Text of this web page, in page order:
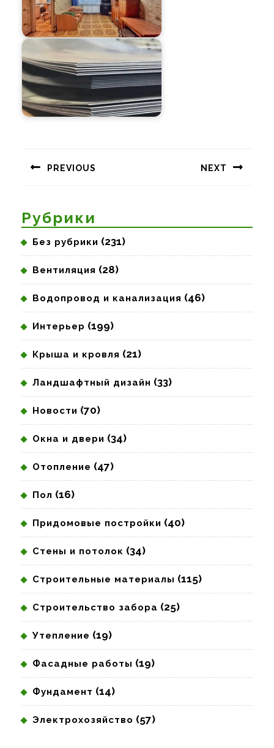
записям
PREVIOUS NEXT
Рубрики
Без рубрики (231)
Вентиляция (28)
Водопровод и канализация (46)
Интерьер (199)
Крыша и кровля (21)
Ландшафтный дизайн (33)
Новости (70)
Окна и двери (34)
Отопление (47)
Пол (16)
Придомовые постройки (40)
Стены и потолок (34)
Строительные материалы (115)
Строительство забора (25)
Утепление (19)
Фасадные работы (19)
Фундамент (14)
Электрохозяйство (57)